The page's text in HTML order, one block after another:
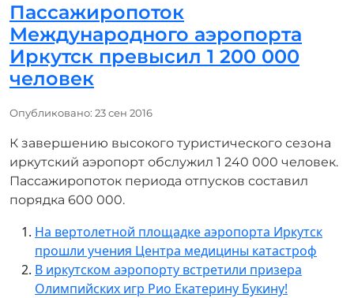
Пассажиропоток
Международного аэропорта
Иркутск превысил 1 200 000
человек
Информация о материале
Опубликовано: 23 сен 2016
К завершению высокого туристического сезона
иркутский аэропорт обслужил 1 240 000 человек.
Пассажиропоток периода отпусков составил
порядка 600 000.
На вертолетной площадке аэропорта Иркутск
прошли учения Центра медицины катастроф
В иркутском аэропорту встретили призера
Олимпийских игр Рио Екатерину Букину!